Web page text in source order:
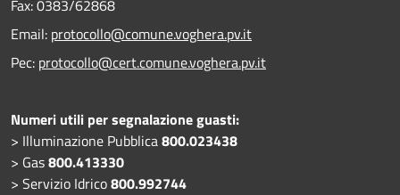
Fax:0383/62868
Email: protocollo@comune.voghera.pv.it
Pec: protocollo@cert.comune.voghera.pv.it
Numeri utili per segnalazione guasti:
> Illuminazione Pubblica800.023438
> Gas800.413330
> Servizio Idrico800.992744